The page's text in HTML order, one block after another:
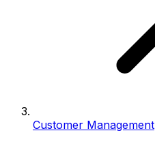
Customer Management